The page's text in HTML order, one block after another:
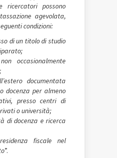
ricercatori possono
agevolata,
condizioni:
di un titolo di studio
occasionalmente
documentata
docenza per almeno
presso centri di
o università;
di docenza e ricerca
fiscale nel
”.